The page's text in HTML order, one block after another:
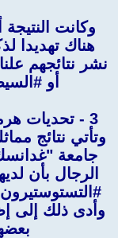
وكانت
هناك تهديدا
نشر نتائجهم
أو
3 - تحديات هرمون الـ"تستوستيرون" في الرجال
جامعة
الرجال بأن
#التستوستيرون
وأدى ذلك إلى